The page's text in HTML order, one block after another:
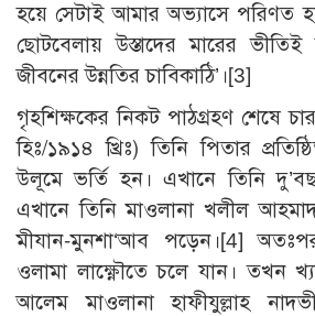
হয়ে সেটাই আমার অভ্যাসে পরিণত
ছোটবেলায় উস্তাদের মারের
জীবনের উন্নতির চাবিকাঠি’।[3]
গৃহশিক্ষকের নিকট পাঠগ্রহণ শেষে
হিঃ/১৯১৪ খ্রিঃ) তিনি পিতার
উলূমে ভর্তি হন। এখানে তিনি
এখানে তিনি মাওলানা খলীল
মীযান-মুনশা‘আব পড়েন।[4]
ওলামা লাক্ষ্ণৌতে চলে যান। তখন
আলেম মাওলানা হাফীযুল্লাহ